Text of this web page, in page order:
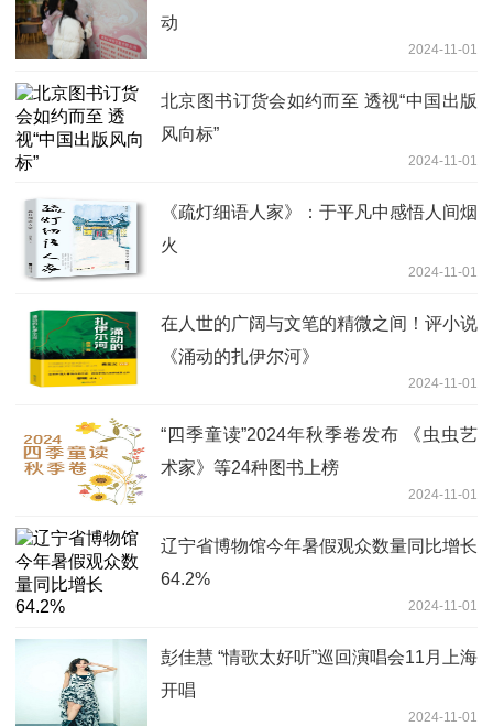
动
2024-11-01
北京图书订货会如约而至 透视“中国出版
风向标”
2024-11-01
《疏灯细语人家》：于平凡中感悟人间烟
火
2024-11-01
在人世的广阔与文笔的精微之间！评小说
《涌动的扎伊尔河》
2024-11-01
“四季童读”2024年秋季卷发布 《虫虫艺
术家》等24种图书上榜
2024-11-01
辽宁省博物馆今年暑假观众数量同比增长
64.2%
2024-11-01
彭佳慧 “情歌太好听”巡回演唱会11月上海
开唱
2024-11-01